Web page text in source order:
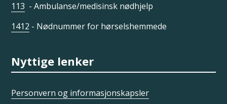
113 - Ambulanse/medisinsk nødhjelp
1412 - Nødnummer for hørselshemmede
Nyttige lenker
Personvern og informasjonskapsler